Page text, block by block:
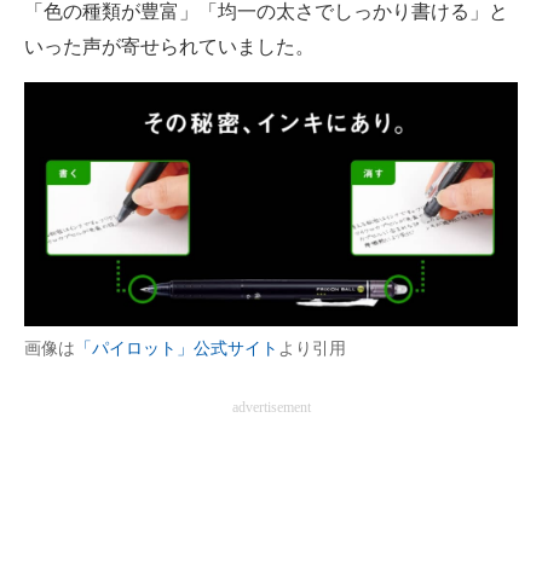
「色の種類が豊富」「均一の太さでしっかり書ける」と
いった声が寄せられていました。
画像は 「パイロット」公式サイト より引用
advertisement